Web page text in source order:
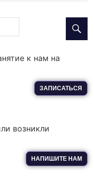
к нам на
ЗАПИСАТЬСЯ
возникли
НАПИШИТЕ НАМ